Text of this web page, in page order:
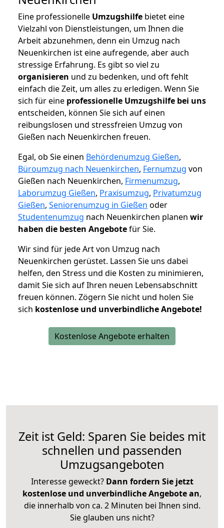
Eine professionelle Umzugshilfe bietet eine
Vielzahl von Dienstleistungen, um Ihnen die
Arbeit abzunehmen, denn ein Umzug nach
Neuenkirchen ist eine aufregende, aber auch
stressige Erfahrung. Es gibt so viel zu
organisieren und zu bedenken, und oft fehlt
einfach die Zeit, um alles zu erledigen. Wenn Sie
sich für eine professionelle Umzugshilfe bei uns
entscheiden, können Sie sich auf einen
reibungslosen und stressfreien Umzug von
Gießen nach Neuenkirchen freuen.
Egal, ob Sie einen Behördenumzug Gießen,
Büroumzug nach Neuenkirchen, Fernumzug von
Gießen nach Neuenkirchen, Firmenumzug,
Laborumzug Gießen, Praxisumzug, Privatumzug
Gießen, Seniorenumzug in Gießen oder
Studentenumzug nach Neuenkirchen planen wir
haben die besten Angebotefür Sie.
Wir sind für jede Art von Umzug nach
Neuenkirchen gerüstet. Lassen Sie uns dabei
helfen, den Stress und die Kosten zu minimieren,
damit Sie sich auf Ihren neuen Lebensabschnitt
freuen können. Zögern Sie nicht und holen Sie
sich kostenlose und unverbindliche Angebote!
Kostenlose Angebote erhalten
Zeit ist Geld: Sparen Sie beides mit
schnellen und passenden
Umzugsangeboten
Interesse geweckt? Dann fordern Sie jetzt
kostenlose und unverbindliche Angebote an,
die innerhalb von ca. 2 Minuten bei Ihnen sind.
Sie glauben uns nicht?